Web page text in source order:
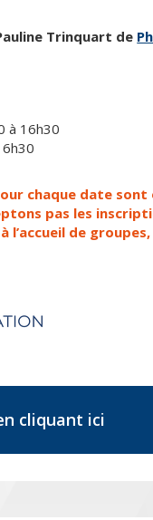
Trinquart de
à 16h30
chaque date
pas les
de
cliquant ici